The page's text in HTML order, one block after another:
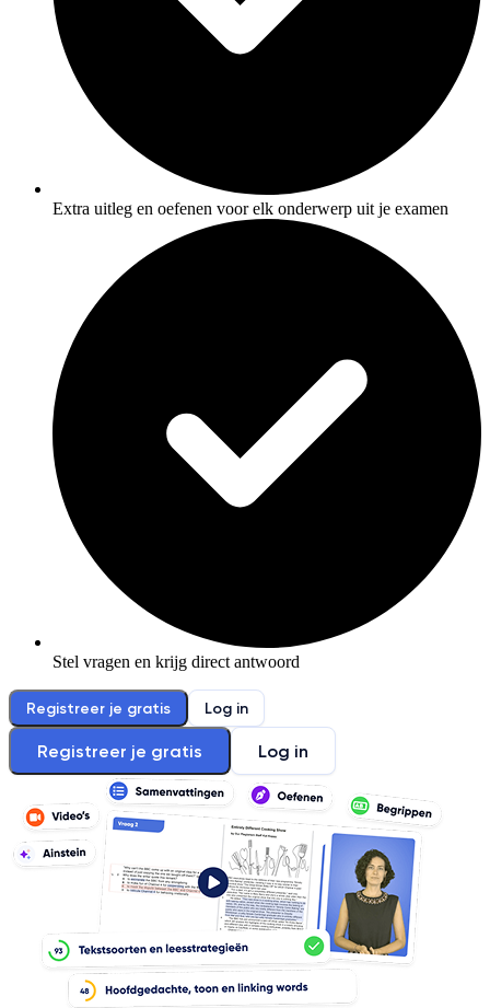
Extra uitleg en oefenen voor elk onderwerp uit je examen
Stel vragen en krijg direct antwoord
Registreer je gratis Log in
Registreer je gratis Log in